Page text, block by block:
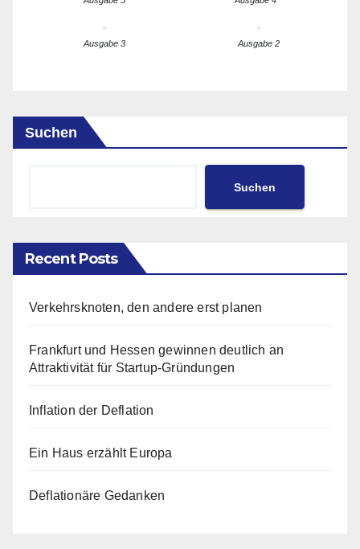
Ausgabe 3 Ausgabe 2
Suchen
Suchen
Recent Posts
Verkehrsknoten, den andere erst planen
Frankfurt und Hessen gewinnen deutlich an
Attraktivität für Startup-Gründungen
Inflation der Deflation
Ein Haus erzählt Europa
Deflationäre Gedanken